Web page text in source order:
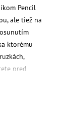
Pencil
ale tiež na
ktorému
pred
do